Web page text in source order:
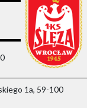
1a, 59-100